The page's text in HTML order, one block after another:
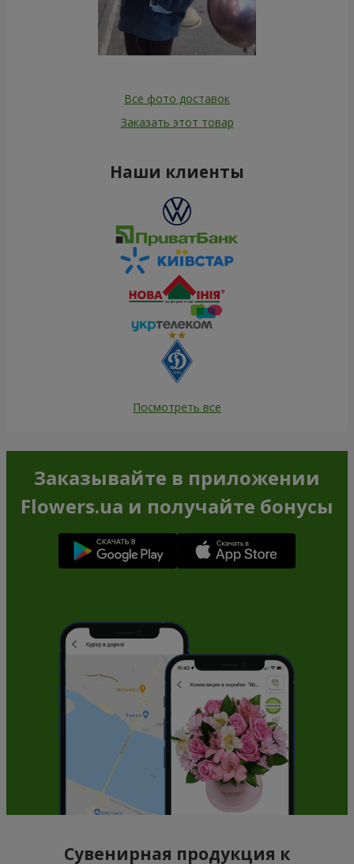
Все фото доставок
Заказать этот товар
Наши клиенты
Посмотреть все
Заказывайте в приложении
Flowers.ua и получайте бонусы
Сувенирная продукция к